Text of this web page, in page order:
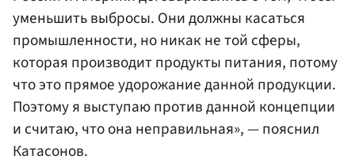
уменьшить выбросы. Они должны касаться
промышленности, но никак не той сферы,
которая производит продукты питания, потому
что это прямое удорожание данной продукции.
Поэтому я выступаю против данной концепции
и считаю, что она неправильная», — пояснил
Катасонов.